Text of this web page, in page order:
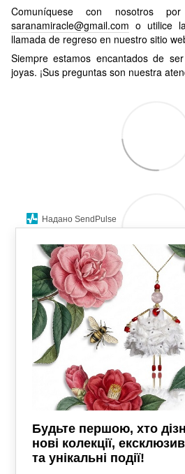
Comuníquese con nosotros
saranamiracle@gmail.com o utilice
llamada de regreso en nuestro sitio
Siempre estamos encantados de
joyas. ¡Sus preguntas son nuestra
CONTACTOS
Versión completa
Будьте першою, хто
нові колекції,
та унікальні події!
Надано SendPulse